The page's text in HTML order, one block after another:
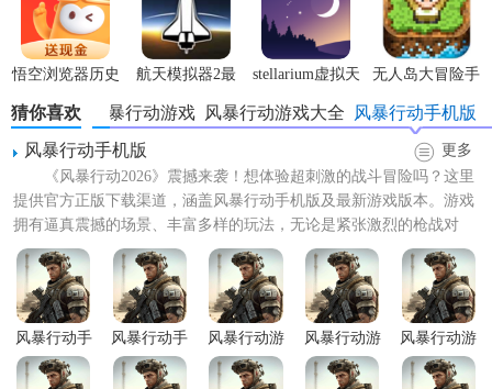
2. 灵活运用战术：在战斗中，根据战场形势的变化，灵活调
整战术，如采用迂回包抄、集中火力等战术，以最小的代价
3. 升级装备和技能：通过完成任务和挑战，获取资源来升级
自己的装备和技能，提升部队的战斗力和生存能力。
4. 利用地形优势：在战斗中，充分利用地形优势，如利用高
【风暴行动游戏官方正版内容】
1. 多样化的兵种：游戏内包含步兵、坦克、飞机等多种兵
种，每种兵种都有其独特的战斗特点和用途。
悟空浏览器历史
版本
航天模拟器2最
新版
stellarium虚拟天
文台
无人岛大冒险手
机版
猜你喜欢 风暴行动手机版
风暴行动游戏大全
新版风暴行动游戏
风暴行动手机版
更多
《风暴行动2026》震撼来袭！想体验超刺激的战斗冒险吗？这里
提供官方正版下载渠道，涵盖风暴行动手机版及最新游戏版本。游戏
拥有逼真震撼的场景、丰富多样的玩法，无论是紧张激烈的枪战对
决，还是策略满满的团队...
风暴行动手
游绿色版
风暴行动手
游正式版
风暴行动游
戏手机版
风暴行动游
戏安卓版
风暴行动游
戏完整版